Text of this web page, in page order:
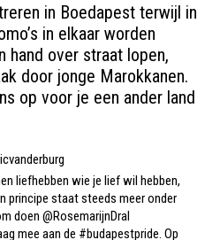
in Boedapest terwijl in
in elkaar worden
hand over straat lopen,
door jonge Marokkanen.
op voor je een ander land
liefhebben wie je lief wil hebben,
principe staat steeds meer onder
doen @RosemarijnDral
mee aan de #budapestpride . Op